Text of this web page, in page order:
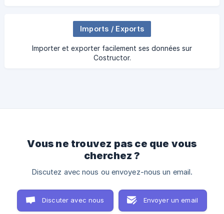
Imports / Exports
Importer et exporter facilement ses données sur
Costructor.
Vous ne trouvez pas ce que vous
cherchez ?
Discutez avec nous ou envoyez-nous un email.
Discuter avec nous Envoyer un email